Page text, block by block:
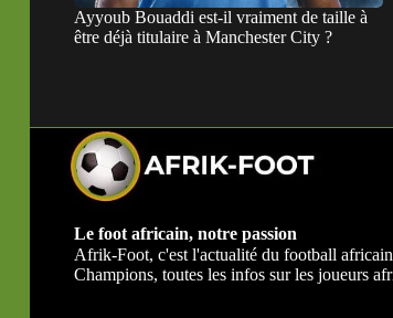
Ayyoub Bouaddi est-il vraiment de taille à
être déjà titulaire à Manchester City ?
Le foot africain, notre passion
Afrik-Foot, c'est l'actualité du football
Champions, toutes les infos sur les joueurs